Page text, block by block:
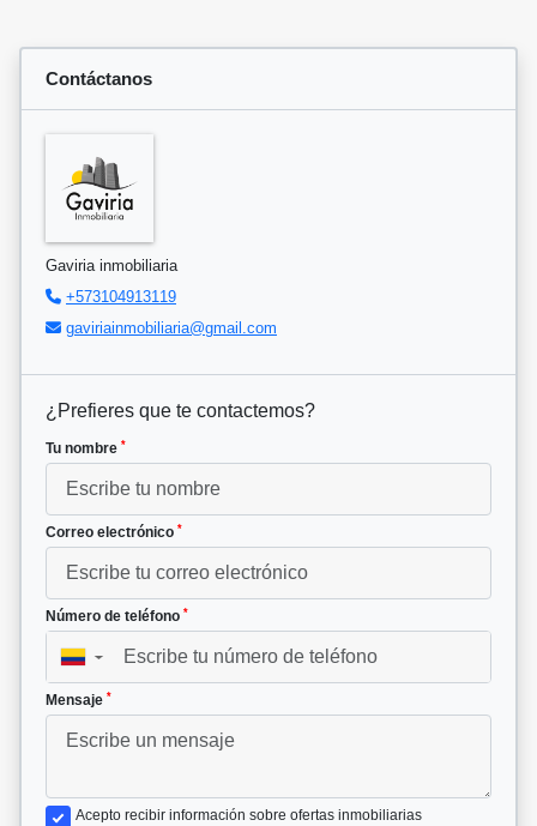
Contáctanos
Gaviria inmobiliaria
+573104913119
gaviriainmobiliaria@gmail.com
¿Prefieres que te contactemos?
Tu nombre *
Correo electrónico *
Número de teléfono *
▼
Mensaje *
Acepto recibir información sobre ofertas inmobiliarias